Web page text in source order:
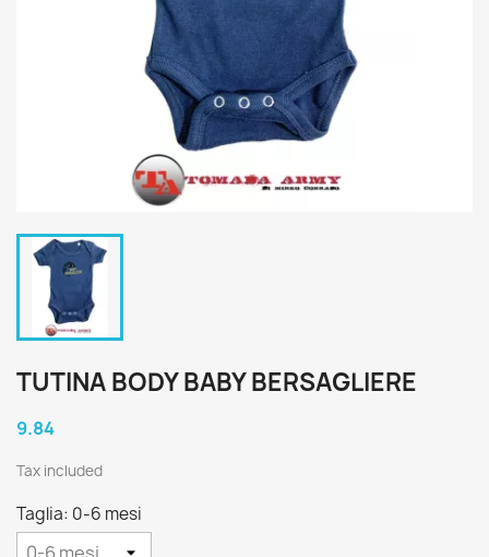
TUTINA BODY BABY BERSAGLIERE
9.84
Tax included
Taglia: 0-6 mesi